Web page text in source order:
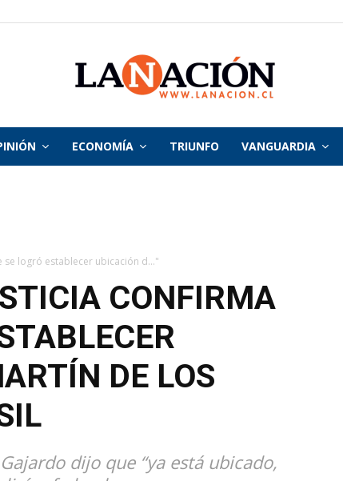
La
ECONOMÍA TRIUNFO VANGUARDIA
logró establecer ubicación d..."
CONFIRMA
DE LOS
dijo que “ya está ubicado,